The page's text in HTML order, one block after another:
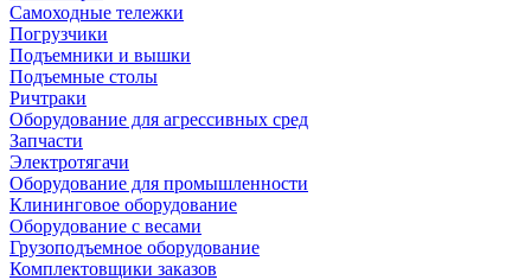
Самоходные тележки
Погрузчики
Подъемники и вышки
Подъемные столы
Ричтраки
Оборудование для агрессивных сред
Запчасти
Электротягачи
Оборудование для промышленности
Клининговое оборудование
Оборудование с весами
Грузоподъемное оборудование
Комплектовщики заказов